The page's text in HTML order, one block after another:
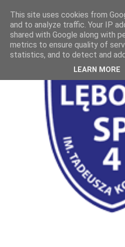
This site uses cookies from
and to analyze traffic. Your IP
shared with Google along with
metrics to ensure quality of
statistics, and to detect and
LEARN MORE